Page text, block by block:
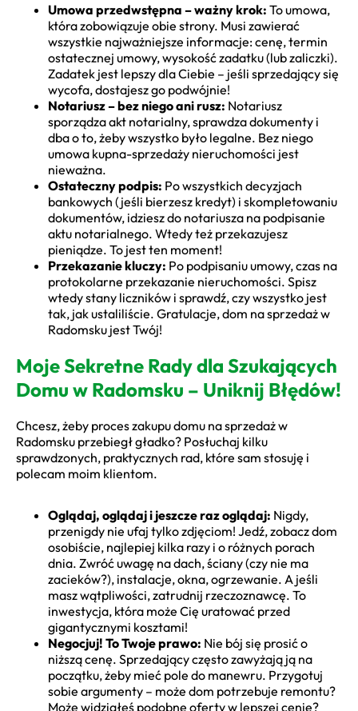
Umowa przedwstępna – ważny krok: To umowa,
która zobowiązuje obie strony. Musi zawierać
wszystkie najważniejsze informacje: cenę, termin
ostatecznej umowy, wysokość zadatku (lub zaliczki).
Zadatek jest lepszy dla Ciebie – jeśli sprzedający się
wycofa, dostajesz go podwójnie!
Notariusz – bez niego ani rusz: Notariusz
sporządza akt notarialny, sprawdza dokumenty i
dba o to, żeby wszystko było legalne. Bez niego
umowa kupna-sprzedaży nieruchomości jest
nieważna.
Ostateczny podpis: Po wszystkich decyzjach
bankowych (jeśli bierzesz kredyt) i skompletowaniu
dokumentów, idziesz do notariusza na podpisanie
aktu notarialnego. Wtedy też przekazujesz
pieniądze. To jest ten moment!
Przekazanie kluczy: Po podpisaniu umowy, czas na
protokolarne przekazanie nieruchomości. Spisz
wtedy stany liczników i sprawdź, czy wszystko jest
tak, jak ustaliliście. Gratulacje, dom na sprzedaż w
Radomsku jest Twój!
Moje Sekretne Rady dla Szukających
Domu w Radomsku – Uniknij Błędów!
Chcesz, żeby proces zakupu domu na sprzedaż w
Radomsku przebiegł gładko? Posłuchaj kilku
sprawdzonych, praktycznych rad, które sam stosuję i
polecam moim klientom.
Oglądaj, oglądaj i jeszcze raz oglądaj: Nigdy,
przenigdy nie ufaj tylko zdjęciom! Jedź, zobacz dom
osobiście, najlepiej kilka razy i o różnych porach
dnia. Zwróć uwagę na dach, ściany (czy nie ma
zacieków?), instalacje, okna, ogrzewanie. A jeśli
masz wątpliwości, zatrudnij rzeczoznawcę. To
inwestycja, która może Cię uratować przed
gigantycznymi kosztami!
Negocjuj! To Twoje prawo: Nie bój się prosić o
niższą cenę. Sprzedający często zawyżają ją na
początku, żeby mieć pole do manewru. Przygotuj
sobie argumenty – może dom potrzebuje remontu?
Może widziałeś podobne oferty w lepszej cenie?